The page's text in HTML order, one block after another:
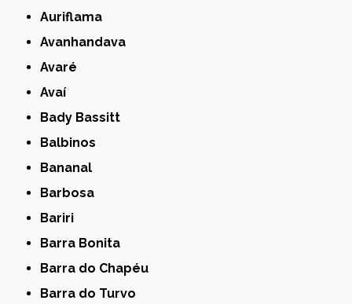
Auriflama
Avanhandava
Avaré
Avaí
Bady Bassitt
Balbinos
Bananal
Barbosa
Bariri
Barra Bonita
Barra do Chapéu
Barra do Turvo